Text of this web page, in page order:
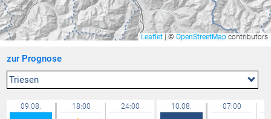
35,9 °C Rankweil Bauhof
35,8 °C Feldkirch Gisingen
35,7 °C Riedt bei Erlen
35,7 °C
35,7 °C Chur
Leaflet | © OpenStreetMap contributors
zur Prognose
Triesen
09.08. 18:00 24:00 10.08. 07:00